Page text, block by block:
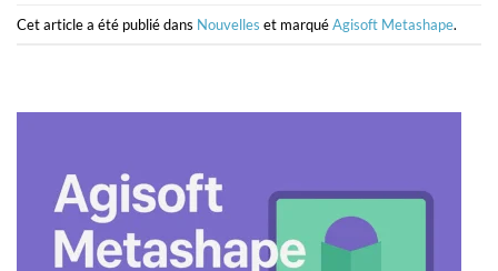
Cet article a été publié dans Nouvelles et marquéAgisoft Metashape.